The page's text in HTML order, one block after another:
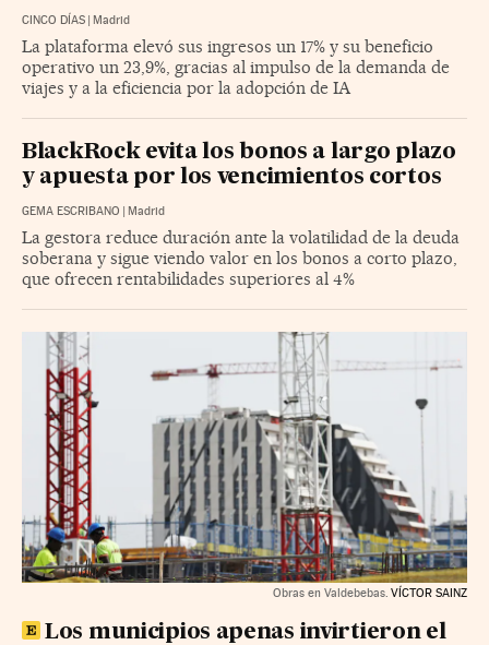
CINCO DÍAS | Madrid
La plataforma elevó sus ingresos un 17% y su beneficio
operativo un 23,9%, gracias al impulso de la demanda de
viajes y a la eficiencia por la adopción de IA
BlackRock evita los bonos a largo plazo
y apuesta por los vencimientos cortos
GEMA ESCRIBANO | Madrid
La gestora reduce duración ante la volatilidad de la deuda
soberana y sigue viendo valor en los bonos a corto plazo,
que ofrecen rentabilidades superiores al 4%
Obras en Valdebebas. VÍCTOR SAINZ
Los municipios apenas invirtieron el